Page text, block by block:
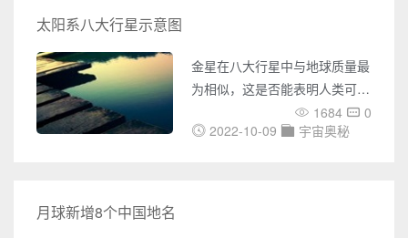
年。1969年7月20日，飞行时间
为8天3小时，首次载人月球登陆
行动，首次在月球行走。由美国
宇航员尼尔·阿姆斯特朗从“
太阳系八大行星示意图
金星在八大行星中与地球质量最
为相似，这是否能表明人类可投
身于金星的怀抱中呢？要知道，
金星可是住在太阳的不远处，所
1684
0
2022-10-09
宇宙奥秘
月球新增8个中国地名